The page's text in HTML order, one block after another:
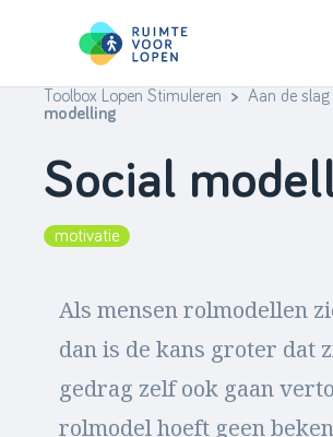
content
>
Toolbox Lopen Stimuleren > Aan de slag
modelling
Social
motivatie
Als mensen rolmodellen
dan is de kans groter dat
gedrag zelf ook gaan
rolmodel hoeft geen